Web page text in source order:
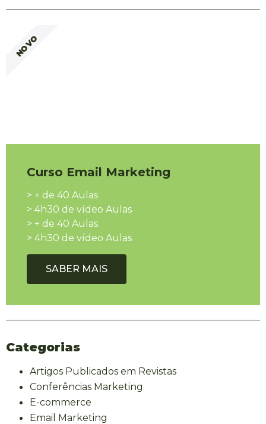
Curso Email Marketing
> + de 40 Aulas
> 4h30 de vídeo Aulas
> + de 40 Aulas
> 4h30 de vídeo Aulas
SABER MAIS
NOVO
Categorias
Artigos Publicados em Revistas
Conferências Marketing
E-commerce
Email Marketing